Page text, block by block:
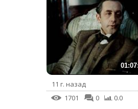
11 г. назад
1701
0 0.0